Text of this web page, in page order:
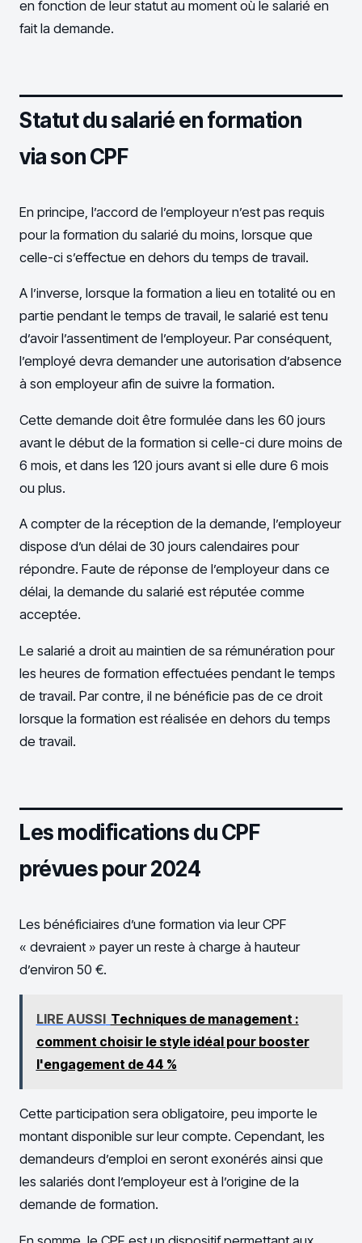
en fonction de leur statut au moment où le salarié en
fait la demande.
Statut du salarié en formation
via son CPF
En principe, l’accord de l’employeur n’est pas requis
pour la formation du salarié du moins, lorsque que
celle-ci s’effectue en dehors du temps de travail.
A l’inverse, lorsque la formation a lieu en totalité ou en
partie pendant le temps de travail, le salarié est tenu
d’avoir l’assentiment de l’employeur. Par conséquent,
l’employé devra demander une autorisation d’absence
à son employeur afin de suivre la formation.
Cette demande doit être formulée dans les 60 jours
avant le début de la formation si celle-ci dure moins de
6 mois, et dans les 120 jours avant si elle dure 6 mois
ou plus.
A compter de la réception de la demande, l’employeur
dispose d’un délai de 30 jours calendaires pour
répondre. Faute de réponse de l’employeur dans ce
délai, la demande du salarié est réputée comme
acceptée.
Le salarié a droit au maintien de sa rémunération pour
les heures de formation effectuées pendant le temps
de travail. Par contre, il ne bénéficie pas de ce droit
lorsque la formation est réalisée en dehors du temps
de travail.
Les modifications du CPF
prévues pour 2024
Les bénéficiaires d’une formation via leur CPF
« devraient » payer un reste à charge à hauteur
d’environ 50 €.
LIRE AUSSI Techniques de management :
comment choisir le style idéal pour booster
l'engagement de 44 %
Cette participation sera obligatoire, peu importe le
montant disponible sur leur compte. Cependant, les
demandeurs d’emploi en seront exonérés ainsi que
les salariés dont l’employeur est à l’origine de la
demande de formation.